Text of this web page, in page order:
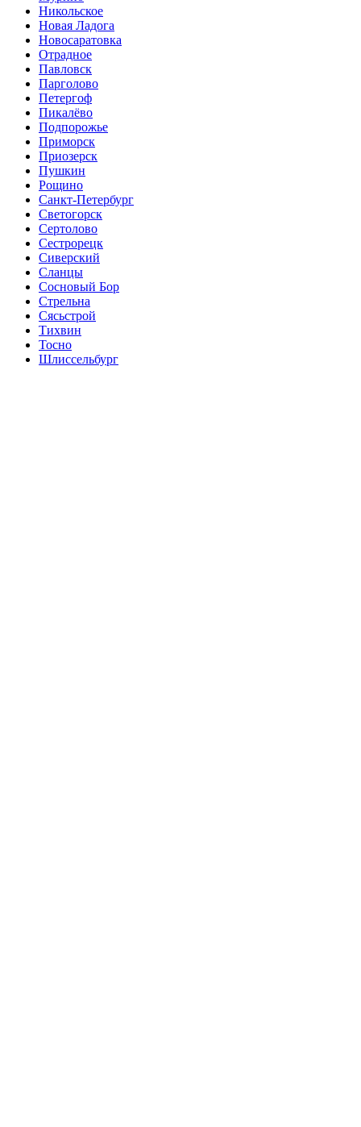
Никольское
Новая Ладога
Новосаратовка
Отрадное
Павловск
Парголово
Петергоф
Пикалёво
Подпорожье
Приморск
Приозерск
Пушкин
Рощино
Санкт-Петербург
Светогорск
Сертолово
Сестрорецк
Сиверский
Сланцы
Сосновый Бор
Стрельна
Сясьстрой
Тихвин
Тосно
Шлиссельбург